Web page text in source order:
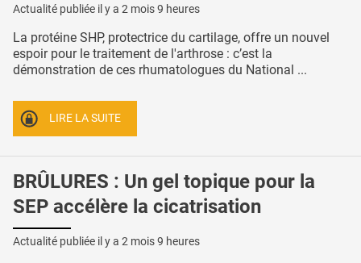
Actualité publiée il y a 2 mois 9 heures
La protéine SHP, protectrice du cartilage, offre un nouvel
espoir pour le traitement de l'arthrose : c’est la
démonstration de ces rhumatologues du National ...
LIRE LA SUITE
BRÛLURES : Un gel topique pour la
SEP accélère la cicatrisation
Actualité publiée il y a 2 mois 9 heures